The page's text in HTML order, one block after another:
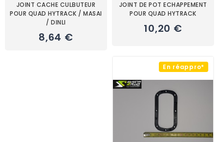
JOINT CACHE CULBUTEUR
POUR QUAD HYTRACK / MASAI
/ DINLI
8,64 €
JOINT DE POT ECHAPPEMENT
POUR QUAD HYTRACK
10,20 €
En réappro*